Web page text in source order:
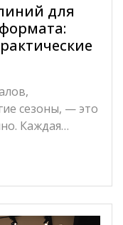
для
сезоны, — это
Каждая…